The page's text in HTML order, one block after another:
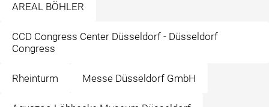
AREAL BÖHLER
CCD Congress Center Düsseldorf - Düsseldorf
Congress
Rheinturm Messe Düsseldorf GmbH